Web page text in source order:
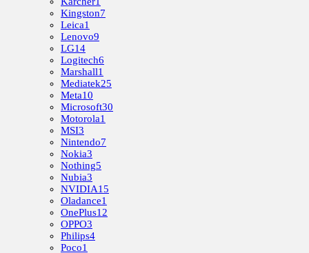
Kingston7
Leica1
Lenovo9
LG14
Logitech6
Marshall1
Mediatek25
Meta10
Microsoft30
Motorola1
MSI3
Nintendo7
Nokia3
Nothing5
Nubia3
NVIDIA15
Oladance1
OnePlus12
OPPO3
Philips4
Poco1